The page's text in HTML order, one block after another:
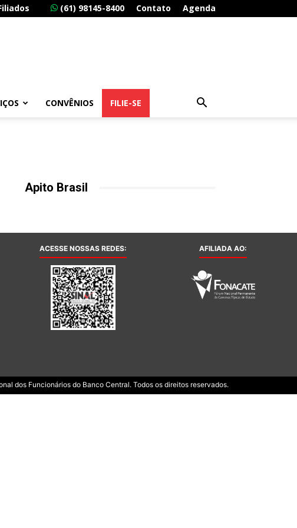
(61) 98145-8400 Contato Agenda
CONVÊNIOS FILIE-SE
Apito Brasil
ACESSE NOSSAS REDES: AFILIADA AO:
dos Funcionários do Banco Central. Todos os direitos reservados.